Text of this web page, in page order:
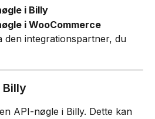
i Billy
i WooCommerce
den integrationspartner, du
Billy
API-nøgle i Billy. Dette kan